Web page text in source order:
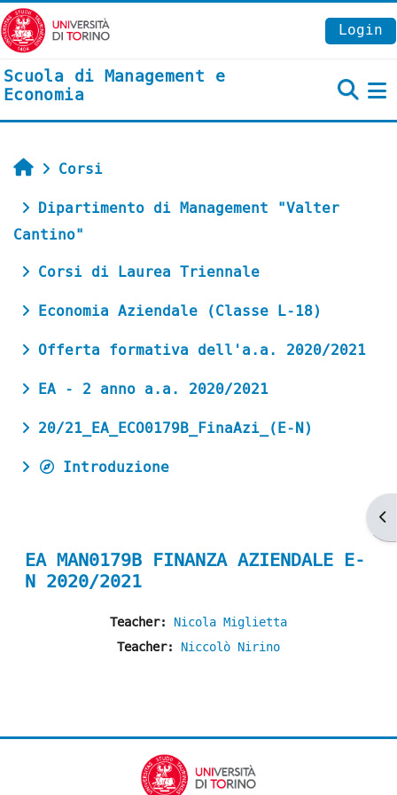
Vai al contenuto principale
Login
Scuola di Management e
Economia
Home
Corsi
Dipartimento di Management "Valter
Cantino"
Corsi di Laurea Triennale
Economia Aziendale (Classe L-18)
Offerta formativa dell'a.a. 2020/2021
EA - 2 anno a.a. 2020/2021
20/21_EA_ECO0179B_FinaAzi_(E-N)
Introduzione
EA MAN0179B FINANZA AZIENDALE E-
N 2020/2021
Teacher: Nicola Miglietta
Teacher: Niccolò Nirino